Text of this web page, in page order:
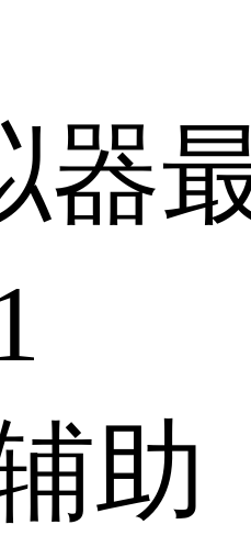
器
助